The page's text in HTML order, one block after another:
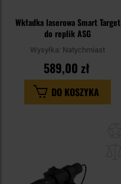
Wkładka laserowa Smart Target
do replik ASG
Wysyłka: Natychmiast
589,00 zł
DO KOSZYKA